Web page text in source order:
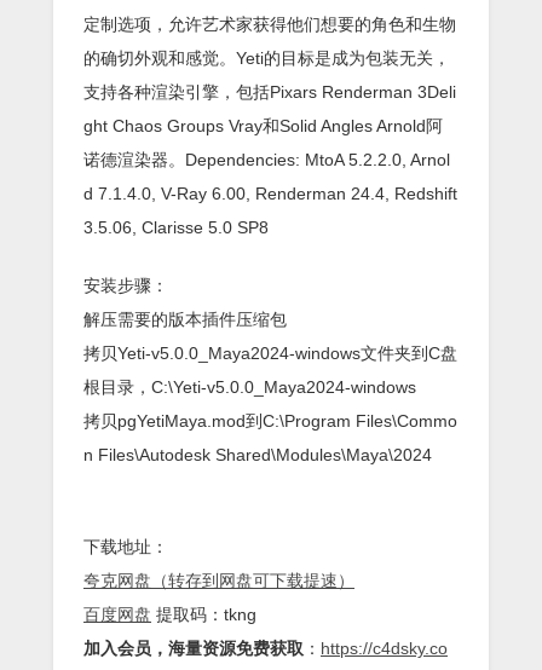
定制选项，允许艺术家获得他们想要的角色和生物
的确切外观和感觉。Yeti的目标是成为包装无关，
支持各种渲染引擎，包括Pixars Renderman 3Deli
ght Chaos Groups Vray和Solid Angles Arnold阿
诺德渲染器。Dependencies: MtoA 5.2.2.0, Arnol
d 7.1.4.0, V-Ray 6.00, Renderman 24.4, Redshift
3.5.06, Clarisse 5.0 SP8
安装步骤：
解压需要的版本插件压缩包
拷贝Yeti-v5.0.0_Maya2024-windows文件夹到C盘
根目录，C:\Yeti-v5.0.0_Maya2024-windows
拷贝pgYetiMaya.mod到C:\Program Files\Commo
n Files\Autodesk Shared\Modules\Maya\2024
下载地址：
夸克网盘（转存到网盘可下载提速）
百度网盘 提取码：tkng
加入会员，海量资源免费获取 ： https://c4dsky.co